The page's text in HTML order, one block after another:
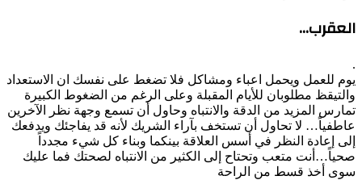
العقرب…
.
يوم للعمل ويحمل اعباء ومشاكل فلا تضغط على نفسك ان الاستعداد
والتيقظ مطلوبان للأيام المقبلة وعلى الرغم من الضغوط الكبيرة
تمارس المزيد من الدقة والانتباه وحاول أن تسمع وجهة نظر الآخرين
عاطفياً… لا تحاول أن تستخف بآراء الشريك لأنه قد يفاجئك ويدفعك
إلى إعادة النظر في أسس العلاقة بينكما وبناء كل شيء مجدداً
صحياً…أنت متعب وتحتاح إلى الكثير من الانتباه لصحتك فما عليك
سوى أخذ قسط من الراحة